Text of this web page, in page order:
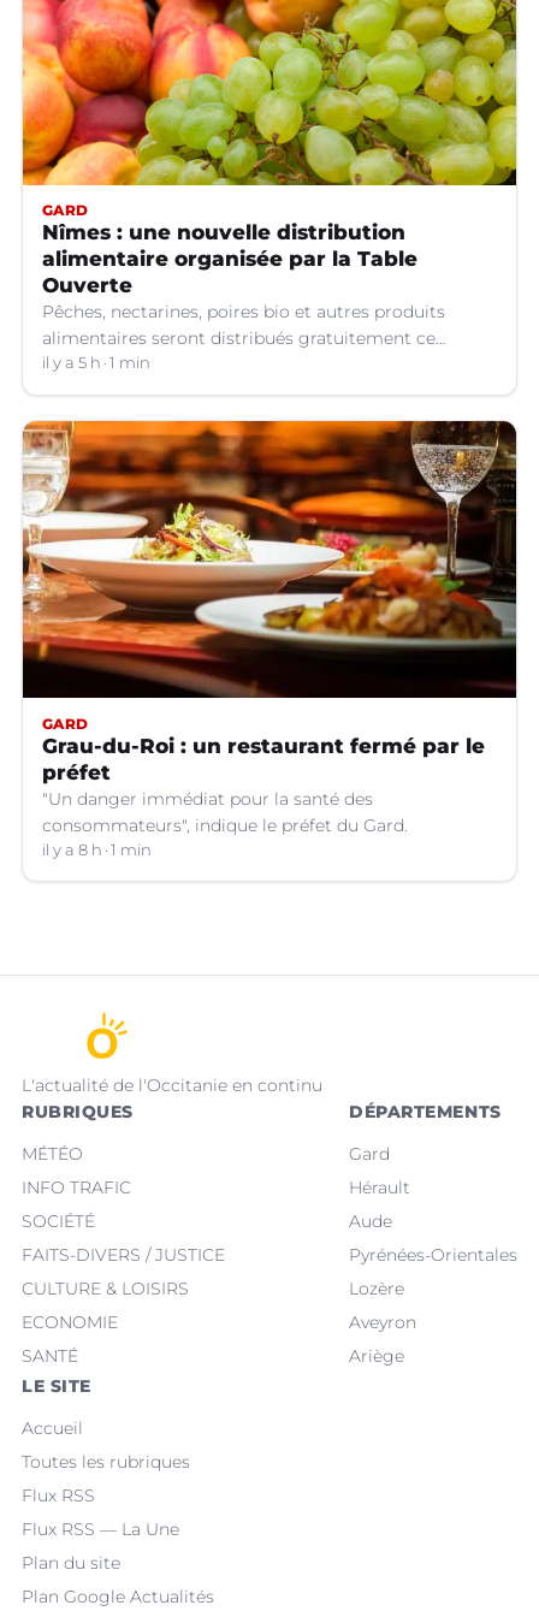
GARD
Nîmes : une nouvelle distribution
alimentaire organisée par la Table
Ouverte
Pêches, nectarines, poires bio et autres produits
alimentaires seront distribués gratuitement ce
vendredi 7 août par les bénévoles de la Table Ouverte
à Nîmes (Gard).
il y a 5 h 1 min
GARD
Grau-du-Roi : un restaurant fermé par le
préfet
"Un danger immédiat pour la santé des
consommateurs", indique le préfet du Gard.
il y a 8 h 1 min
L'actualité de l'Occitanie en continu
RUBRIQUES
MÉTÉO
INFO TRAFIC
SOCIÉTÉ
FAITS-DIVERS / JUSTICE
CULTURE & LOISIRS
ECONOMIE
SANTÉ
DÉPARTEMENTS
Gard
Hérault
Aude
Pyrénées-Orientales
Lozère
Aveyron
Ariège
LE SITE
Accueil
Toutes les rubriques
Flux RSS
Flux RSS — La Une
Plan du site
Plan Google Actualités